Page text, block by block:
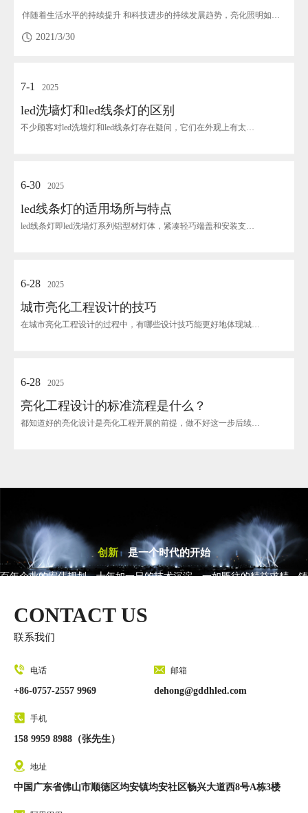
伴随着生活水平的持续提升 和科技进步的持续发展趋势，亮化照明如今早已十分广泛，亮化照明必须大量的技术性和造型艺术，城市亮化照明与...
2021/3/30
7-1 2025
led洗墙灯和led线条灯的区别
不少顾客对led洗墙灯和led线条灯存在疑问，它们在外观上有太多相似的地方，可能有的区别...
6-30 2025
led线条灯的适用场所与特点
led线条灯即led洗墙灯系列铝型材灯体，紧凑轻巧端盖和安装支架由铝合金高压压铸耐高温硅...
6-28 2025
城市亮化工程设计的技巧
在城市亮化工程设计的过程中，有哪些设计技巧能更好地体现城市亮化效果呢？今天就由户外亮化工...
6-28 2025
亮化工程设计的标准流程是什么？
都知道好的亮化设计是亮化工程开展的前提，做不好这一步后续的环节就举步维艰，那么怎么才能叫...
创新 是一个时代的开始
百年企业的宏伟规划，十年如一日的技术沉淀，一如既往的精益求精，铸
CONTACT US
联系我们
电话
+86-0757-2557 9969
邮箱
dehong@gddhled.com
手机
158 9959 8988（张先生）
地址
中国广东省佛山市顺德区均安镇均安社区畅兴大道西8号A栋3楼